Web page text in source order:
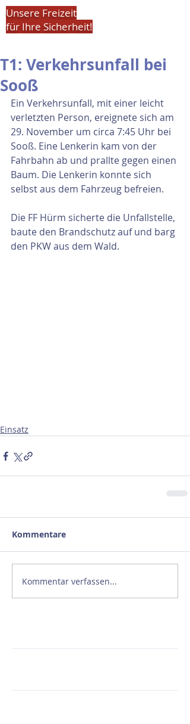
Unsere Freizeit
für Ihre Sicherheit!
T1: Verkehrsunfall bei
Sooß
Ein Verkehrsunfall, mit einer leicht
verletzten Person, ereignete sich am
29. November um circa 7:45 Uhr bei
Sooß. Eine Lenkerin kam von der
Fahrbahn ab und prallte gegen einen
Baum. Die Lenkerin konnte sich
selbst aus dem Fahrzeug befreien.
Die FF Hürm sicherte die Unfallstelle,
baute den Brandschutz auf und barg
den PKW aus dem Wald.
Einsatz
Kommentare
Kommentar verfassen...